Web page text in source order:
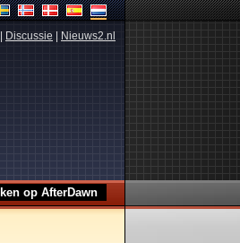
Discussie Nieuws2.nl